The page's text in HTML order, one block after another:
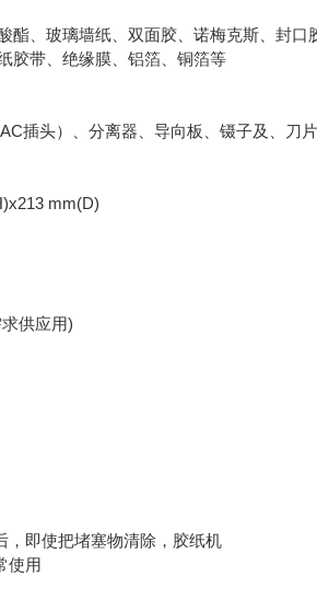
酯、玻璃墙纸、双面胶、诺梅克斯、封
胶带、绝缘膜、铝箔、铜箔等
插头）、分离器、导向板、镊子及、刀
mm(D)
供应用)
，即使把堵塞物清除，胶纸机
使用